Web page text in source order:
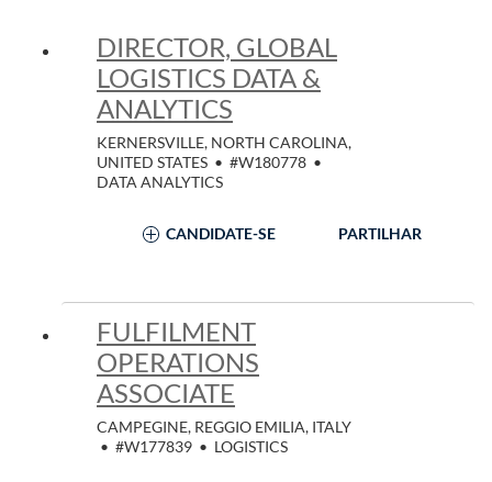
DIRECTOR, GLOBAL
LOGISTICS DATA &
ANALYTICS
KERNERSVILLE, NORTH CAROLINA,
UNITED STATES • #W180778 •
DATA ANALYTICS
CANDIDATE-SE PARTILHAR
FULFILMENT
OPERATIONS
ASSOCIATE
CAMPEGINE, REGGIO EMILIA, ITALY
• #W177839 • LOGISTICS